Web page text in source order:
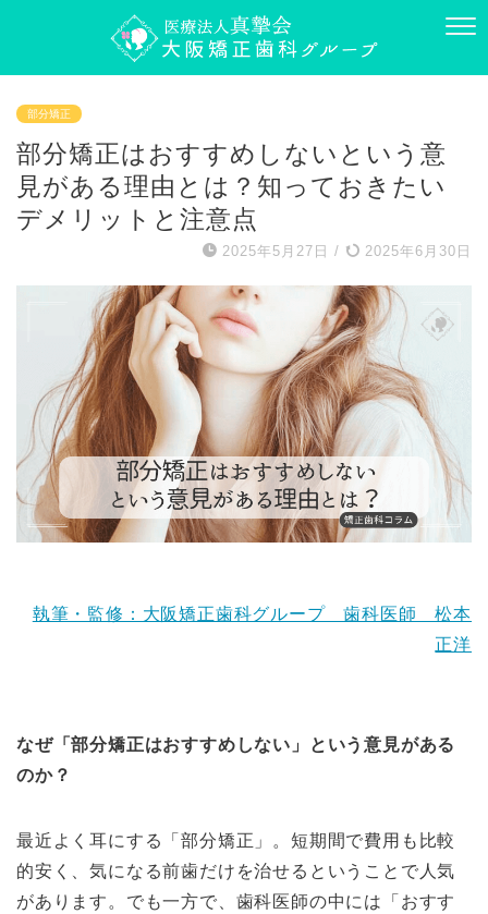
部分矯正
部分矯正はおすすめしないという意
見がある理由とは？知っておきたい
デメリットと注意点
2025年5月27日 / 2025年6月30日
執筆・監修：大阪矯正歯科グループ 歯科医師 松本
正洋
なぜ「部分矯正はおすすめしない」という意見がある
のか？
最近よく耳にする「部分矯正」。短期間で費用も比較
的安く、気になる前歯だけを治せるということで人気
があります。でも一方で、歯科医師の中には「おすす